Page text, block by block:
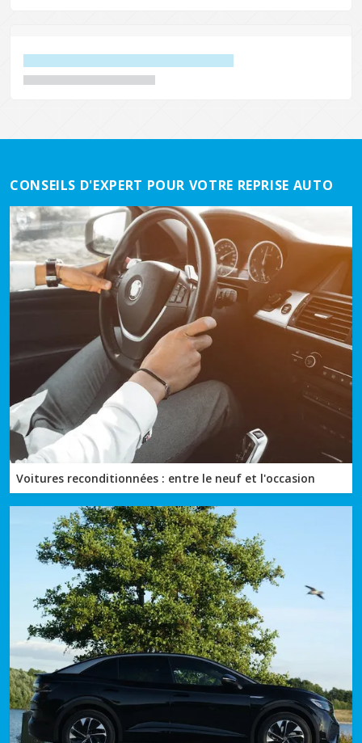
CONSEILS D'EXPERT POUR VOTRE REPRISE AUTO
Voitures reconditionnées : entre le neuf et l'occasion